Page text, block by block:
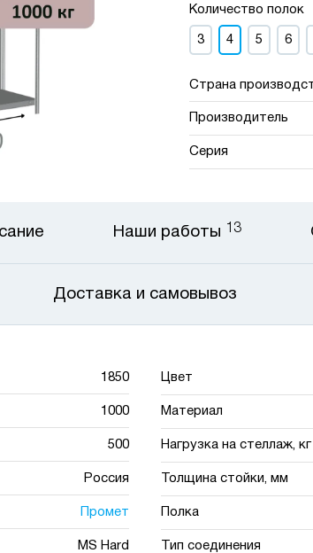
Количество полок
3 4 5 6
Страна
Производитель
Серия
1850
1000
500
Россия
Промет
MS Hard
Цвет
Материал
Нагрузка на стеллаж, кг
Толщина стойки, мм
Полка
Тип соединения
Наши работы 13
Доставка и самовывоз